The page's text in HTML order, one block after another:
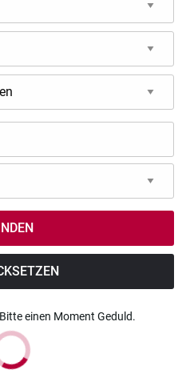
einen Moment Geduld.